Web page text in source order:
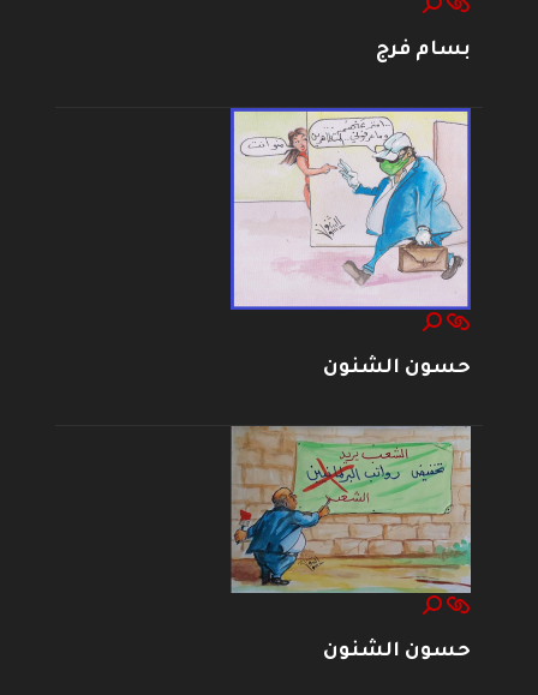
بسام فرج
حسون الشنون
حسون الشنون